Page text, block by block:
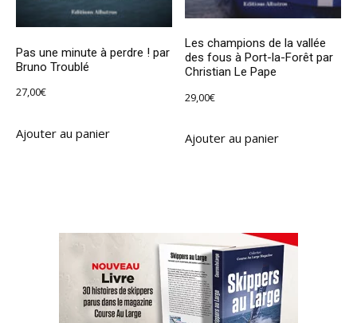
Pas une minute à perdre ! par
Bruno Troublé
27,00€
Ajouter au panier
Les champions de la vallée
des fous à Port-la-Forêt par
Christian Le Pape
29,00€
Ajouter au panier